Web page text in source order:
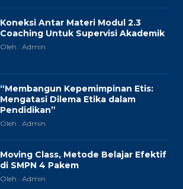
Koneksi Antar Materi Modul 2.3
Coaching Untuk Supervisi Akademik
Oleh : Admin
“Membangun Kepemimpinan Etis:
Mengatasi Dilema Etika dalam
Pendidikan”
Oleh : Admin
Moving Class, Metode Belajar Efektif
di SMPN 4 Pakem
Oleh : Admin